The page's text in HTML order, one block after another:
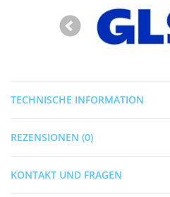
TECHNISCHE INFORMATION
REZENSIONEN (0)
KONTAKT UND FRAGEN